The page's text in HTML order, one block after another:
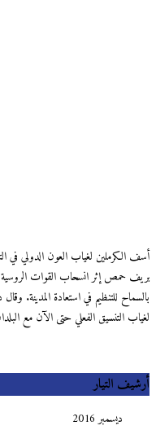
أسف الكرملين لغياب العون الدولي في
بريف حمص إثر انسحاب القوات الروسية
بالسماح للتنظيم في استعادة المدينة.
لغياب التنسيق الفعلي حتى الآن مع
أرشيف التيار
ديسمبر 2016